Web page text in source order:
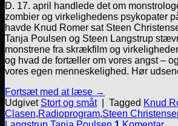
D. 17. april handlede det om
zombier og virkelighedens psykopater
havde Knud Romer sat Steen
Tanja Poulsen og Steen Langstrup
monstrene fra skrækfilm og
og hvad de fortæller om vores angst –
vores egen menneskelighed. Hør
Fortsæt med at læse →
Udgivet Stort og småt Tagged Knud
Clasen,Radioprogram,Steen